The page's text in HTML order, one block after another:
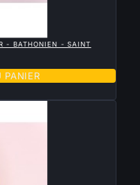
- BATHONIEN - SAINT
PANIER